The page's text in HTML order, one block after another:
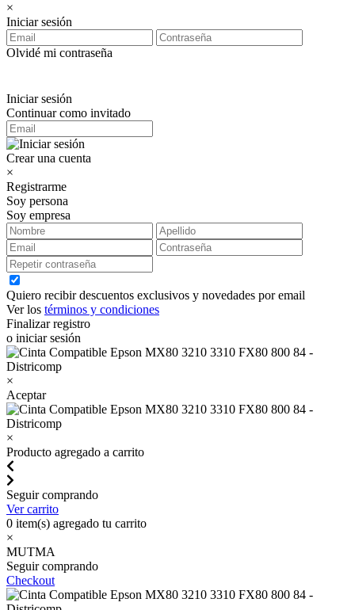
×
Iniciar sesión
Olvidé mi contraseña
Iniciar sesión
Continuar como invitado
Crear una cuenta
×
Registrarme
Soy persona
Soy empresa
Quiero recibir descuentos exclusivos y novedades por email
Ver los términos y condiciones
Finalizar registro
o iniciar sesión
×
Aceptar
×
Producto agregado a carrito
Seguir comprando
Ver carrito
0 item(s) agregado tu carrito
×
MUTMA
Seguir comprando
Checkout